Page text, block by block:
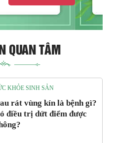
QUAN TÂM
KHỎE SINH SẢN
rát vùng kín là bệnh gì?
điều trị dứt điểm được